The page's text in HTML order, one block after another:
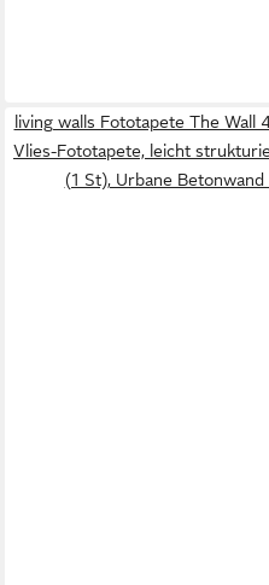
living walls Fototapete The
Vlies-Fototapete, leicht
(1 St), Urbane